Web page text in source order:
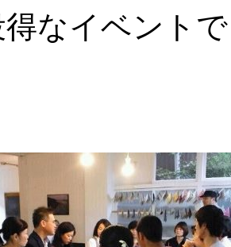
なイベント